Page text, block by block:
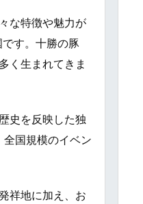
な特徴や魅力が
す。十勝の豚
く生まれてきま
史を反映した独
国規模のイベン
祥地に加え、お